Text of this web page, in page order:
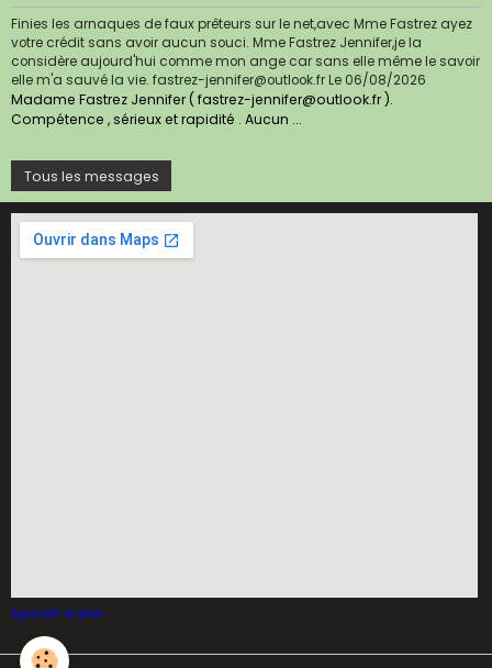
Finies les arnaques de faux prêteurs sur le net,avec Mme Fastrez ayez
votre crédit sans avoir aucun souci. Mme Fastrez Jennifer,je la
considère aujourd'hui comme mon ange car sans elle même le savoir
elle m'a sauvé la vie. fastrez-jennifer@outlook.frLe 06/08/2026
Madame Fastrez Jennifer ( fastrez-jennifer@outlook.fr ).
Compétence , sérieux et rapidité . Aucun ...
Tous les messages
Agrandir le plan